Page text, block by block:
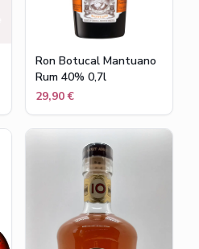
Ron Botucal Mantuano
Rum 40% 0,7l
29,90 €